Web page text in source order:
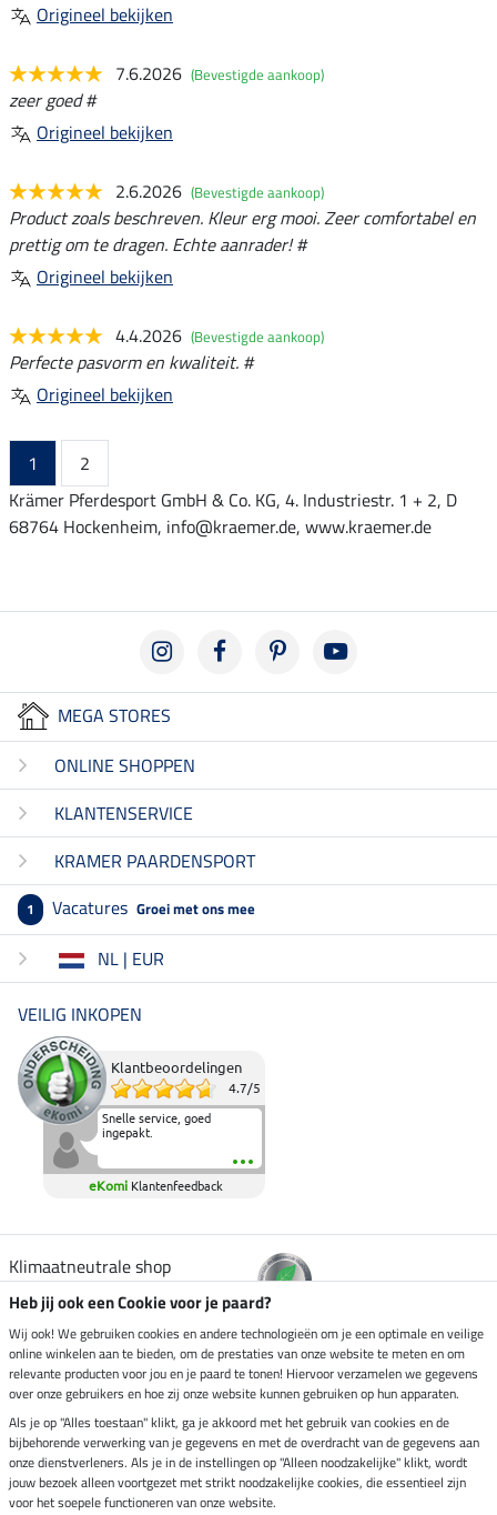
Origineel bekijken
7.6.2026 (Bevestigde aankoop)
zeer goed #
Origineel bekijken
2.6.2026 (Bevestigde aankoop)
Product zoals beschreven. Kleur erg mooi. Zeer comfortabel en
prettig om te dragen. Echte aanrader! #
Origineel bekijken
4.4.2026 (Bevestigde aankoop)
Perfecte pasvorm en kwaliteit. #
Origineel bekijken
1
2
Krämer Pferdesport GmbH & Co. KG, 4. Industriestr. 1 + 2, D
68764 Hockenheim, info@kraemer.de, www.kraemer.de
MEGA STORES
ONLINE SHOPPEN
KLANTENSERVICE
KRAMER PAARDENSPORT
1 Vacatures Groei met ons mee
NL | EUR
VEILIG INKOPEN
Klantbeoordelingen
4.7/5
Snelle service, goed
ingepakt.
eKomi Klantenfeedback
Klimaatneutrale shop
Verzending per
Veilig betalen met
Impressum
Heb jij ook een Cookie voor je paard?
Wij ook! We gebruiken cookies en andere technologieën om je een optimale en veilige
online winkelen aan te bieden, om de prestaties van onze website te meten en om
relevante producten voor jou en je paard te tonen! Hiervoor verzamelen we gegevens
over onze gebruikers en hoe zij onze website kunnen gebruiken op hun apparaten.
Als je op "Alles toestaan" klikt, ga je akkoord met het gebruik van cookies en de
bijbehorende verwerking van je gegevens en met de overdracht van de gegevens aan
onze dienstverleners. Als je in de instellingen op "Alleen noodzakelijke" klikt, wordt
jouw bezoek alleen voortgezet met strikt noodzakelijke cookies, die essentieel zijn
voor het soepele functioneren van onze website.